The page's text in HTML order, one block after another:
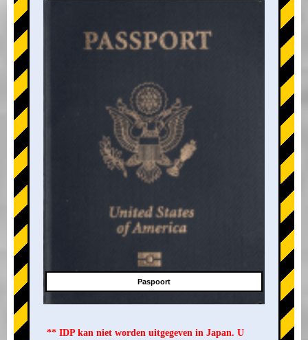
+
Paspoort
** IDP kan niet worden uitgegeven in Japan. U